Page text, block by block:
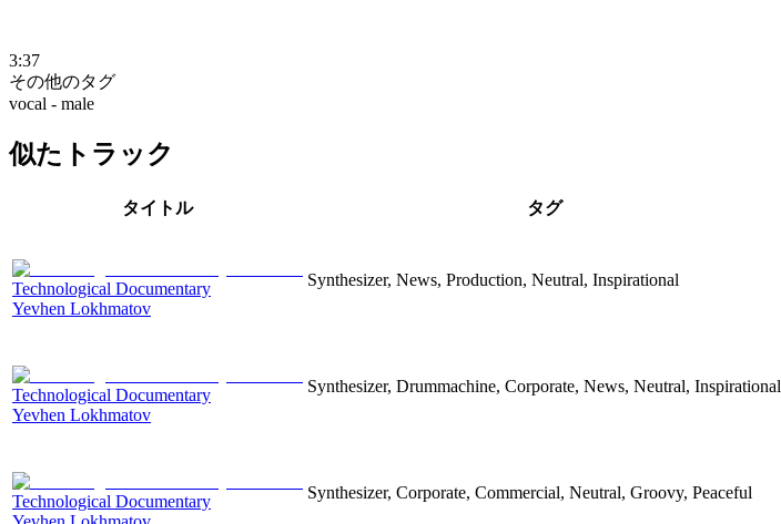
3:37
その他のタグ
vocal - male
似たトラック
タイトル タグ
Technological Documentary
Yevhen Lokhmatov
Synthesizer, News, Production, Neutral, Inspirational
Technological Documentary
Yevhen Lokhmatov
Synthesizer, Drummachine, Corporate, News, Neutral, Inspirational
Technological Documentary
Synthesizer, Corporate, Commercial, Neutral, Groovy, Peaceful